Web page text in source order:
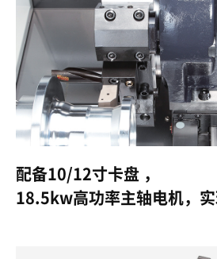
配备10/12寸卡盘 ，
18.5kw高功率主轴电机，